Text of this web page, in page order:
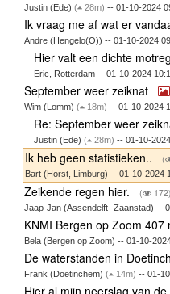
Justin (Ede) ( 28m) -- 01-10-2024
Ik vraag me af wat er
Andre (Hengelo(O)) -- 01-10-2024
Hier valt een dichte
Eric, Rotterdam -- 01-10-2024
September weer zeiknat
Wim (Lomm) ( 18m) -- 01-10-2024
Re: September weer
Justin (Ede)( 28m) -- 01-10-
Ik heb geen statistieken.. (
Bart (Horst, Limburg) -- 01-10-2024
Zeikende regen hier. ( 172)
Jaap-Jan (Assendelft- Zaanstad) --
KNMI Bergen op Zoom 407
Bela (Bergen op Zoom) -- 01-10-
De waterstanden in
Frank (Doetinchem) ( 14m) -- 01-
Hier al mijn neerslag van